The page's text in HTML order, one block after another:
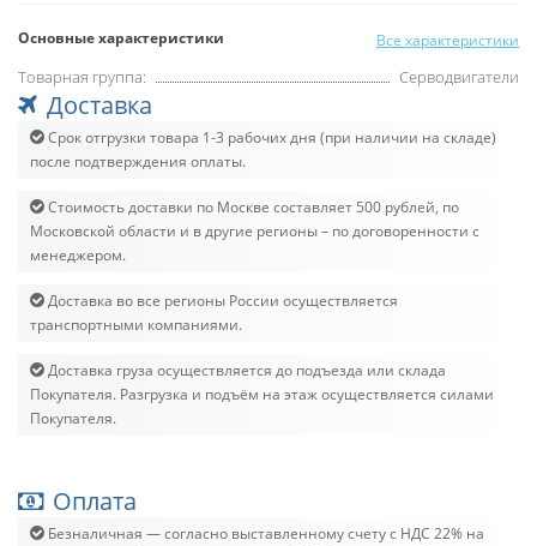
Основные характеристики Все характеристики
Товарная группа: Серводвигатели
Доставка
Срок отгрузки товара 1-3 рабочих дня (при наличии на складе)
после подтверждения оплаты.
Стоимость доставки по Москве составляет 500 рублей, по
Московской области и в другие регионы – по договоренности с
менеджером.
Доставка во все регионы России осуществляется
транспортными компаниями.
Доставка груза осуществляется до подъезда или склада
Покупателя. Разгрузка и подъём на этаж осуществляется силами
Покупателя.
Оплата
Безналичная — согласно выставленному счету c НДС 22% на